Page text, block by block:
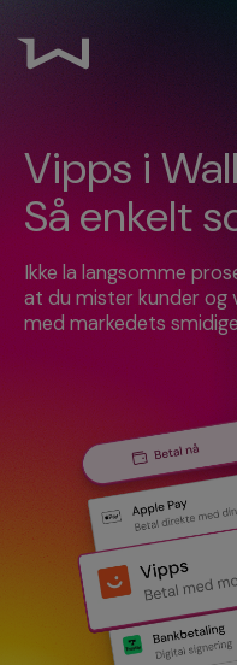
Vipps i
Så enkelt
Ikke la langsomme
at du mister kunder og
med markedets